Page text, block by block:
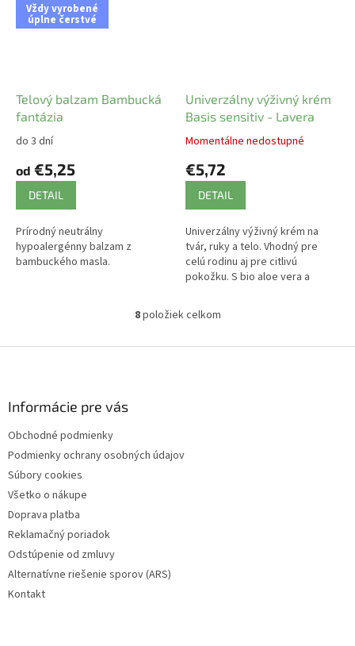
Vždy vyrobené
úplne čerstvé
Telový balzam Bambucká
fantázia
do 3 dní
od €5,25
DETAIL
Prírodný neutrálny
hypoalergénny balzam z
bambuckého masla.
Univerzálny výživný krém
Basis sensitiv - Lavera
Momentálne nedostupné
€5,72
DETAIL
Univerzálny výživný krém na
tvár, ruky a telo. Vhodný pre
celú rodinu aj pre citlivú
pokožku. S bio aloe vera a
O
l
p
8položiek celkom
Informácie pre vás
Obchodné podmienky
Podmienky ochrany osobných údajov
Súbory cookies
Všetko o nákupe
Doprava platba
Reklamačný poriadok
Odstúpenie od zmluvy
Alternatívne riešenie sporov (ARS)
Kontakt